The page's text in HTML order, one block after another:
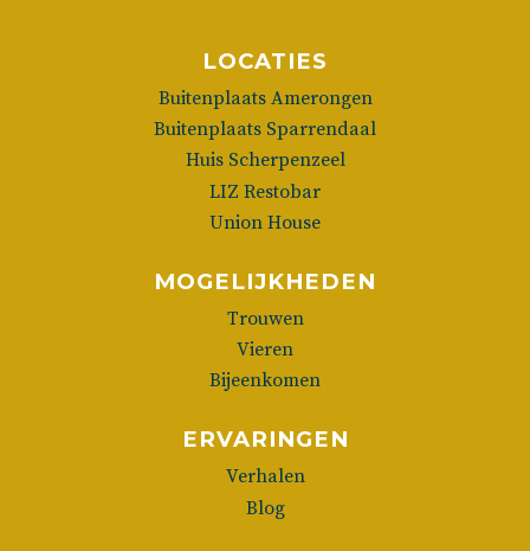
LOCATIES
Buitenplaats Amerongen
Buitenplaats Sparrendaal
Huis Scherpenzeel
LIZ Restobar
Union House
MOGELIJKHEDEN
Trouwen
Vieren
Bijeenkomen
ERVARINGEN
Verhalen
Blog